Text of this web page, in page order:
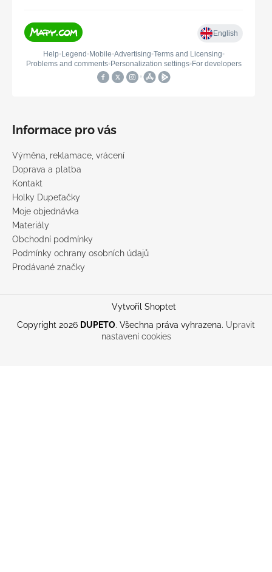
Informace pro vás
Výměna, reklamace, vrácení
Doprava a platba
Kontakt
Holky Dupeťačky
Moje objednávka
Materiály
Obchodní podmínky
Podmínky ochrany osobních údajů
Prodávané značky
Vytvořil Shoptet
Copyright 2026 DUPETO. Všechna práva vyhrazena. Upravit
nastavení cookies